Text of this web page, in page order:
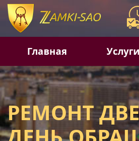
Главная Услуги
РЕМОНТ